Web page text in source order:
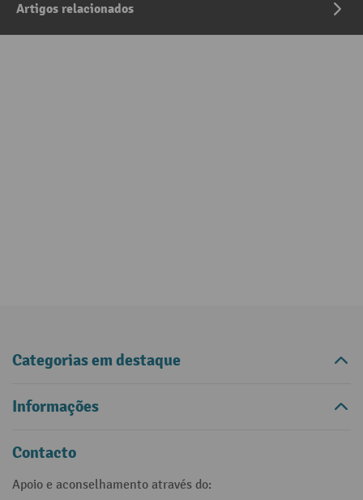
Artigos relacionados
Categorias em destaque
Informações
Contacto
Apoio e aconselhamento através do: